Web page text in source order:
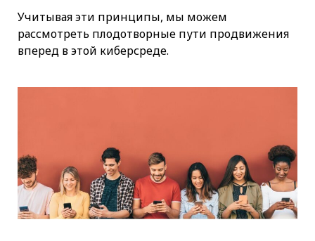
Учитывая эти принципы, мы можем
рассмотреть плодотворные пути продвижения
вперед в этой киберсреде.